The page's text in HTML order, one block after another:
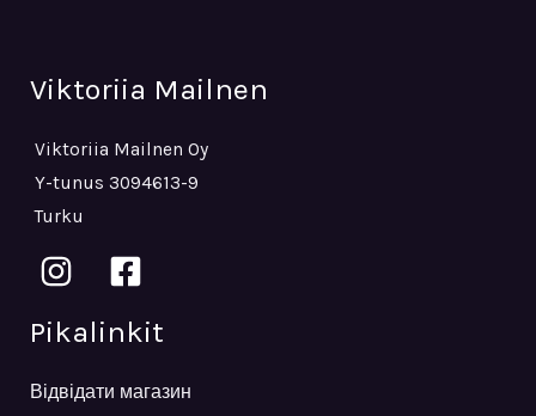
Viktoriia Mailnen
Viktoriia Mailnen Oy
Y-tunus 3094613-9
Turku
Pikalinkit
Відвідати магазин